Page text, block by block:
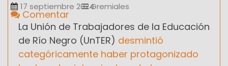
17 septiembre 2024Gremiales
Comentar
La Unión de Trabajadores de la Educación
de Río Negro (UnTER) desmintió
categóricamente haber protagonizado